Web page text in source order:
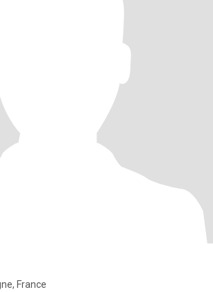
France